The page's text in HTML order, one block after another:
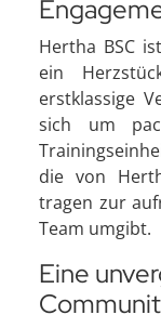
Hertha BSC
ein
erstklassige
sich um
die von
tragen zur
Team umgibt.
Eine